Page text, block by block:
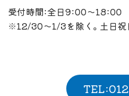
受付時間:全日9:00～18:00
※12/30～1/3を除く。土日祝